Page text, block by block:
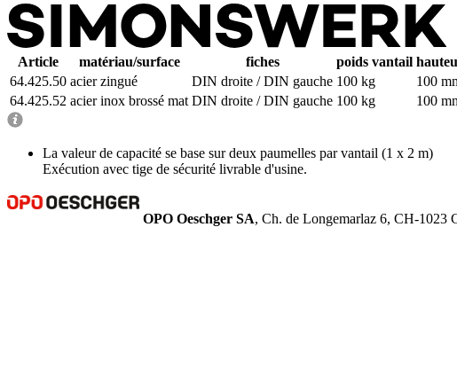
Article matériau/surface fiches poids vantail
64.425.50 acier zingué DIN droite / DIN gauche 100 kg 100
64.425.52 acier inox brossé mat DIN droite / DIN gauche 100 kg 100
La valeur de capacité se base sur deux paumelles par vantail (1 x 2 m)
Exécution avec tige de sécurité livrable d'usine.
OPO Oeschger SA, Ch. de Longemarlaz 6, CH-1023